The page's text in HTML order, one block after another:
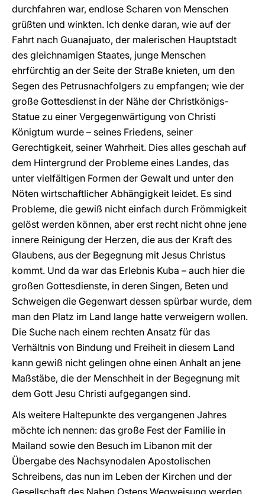
durchfahren war, endlose Scharen von Menschen
grüßten und winkten. Ich denke daran, wie auf der
Fahrt nach Guanajuato, der malerischen Hauptstadt
des gleichnamigen Staates, junge Menschen
ehrfürchtig an der Seite der Straße knieten, um den
Segen des Petrusnachfolgers zu empfangen; wie der
große Gottesdienst in der Nähe der Christkönigs-
Statue zu einer Vergegenwärtigung von Christi
Königtum wurde – seines Friedens, seiner
Gerechtigkeit, seiner Wahrheit. Dies alles geschah auf
dem Hintergrund der Probleme eines Landes, das
unter vielfältigen Formen der Gewalt und unter den
Nöten wirtschaftlicher Abhängigkeit leidet. Es sind
Probleme, die gewiß nicht einfach durch Frömmigkeit
gelöst werden können, aber erst recht nicht ohne jene
innere Reinigung der Herzen, die aus der Kraft des
Glaubens, aus der Begegnung mit Jesus Christus
kommt. Und da war das Erlebnis Kuba – auch hier die
großen Gottesdienste, in deren Singen, Beten und
Schweigen die Gegenwart dessen spürbar wurde, dem
man den Platz im Land lange hatte verweigern wollen.
Die Suche nach einem rechten Ansatz für das
Verhältnis von Bindung und Freiheit in diesem Land
kann gewiß nicht gelingen ohne einen Anhalt an jene
Maßstäbe, die der Menschheit in der Begegnung mit
dem Gott Jesu Christi aufgegangen sind.
Als weitere Haltepunkte des vergangenen Jahres
möchte ich nennen: das große Fest der Familie in
Mailand sowie den Besuch im Libanon mit der
Übergabe des Nachsynodalen Apostolischen
Schreibens, das nun im Leben der Kirchen und der
Gesellschaft des Nahen Ostens Wegweisung werden